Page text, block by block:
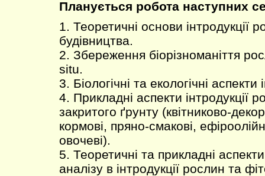
Планується робота наступних
1. Теоретичні основи інтродукції
будівництва.
2. Збереження біорізноманіття
situ.
3. Біологічні та екологічні аспекти
4. Прикладні аспекти інтродукції
закритого ґрунту (квітниково-
кормові, пряно-смакові,
овочеві).
5. Теоретичні та прикладні
аналізу в інтродукції рослин та